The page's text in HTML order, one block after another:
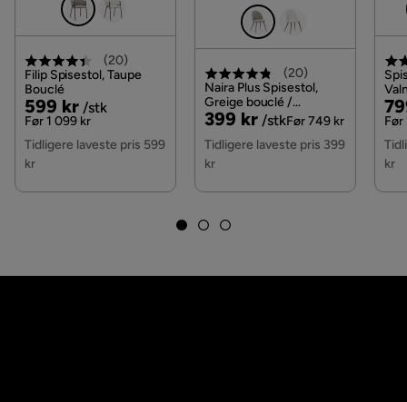
(20)
Filip Spisestol, Taupe
Bouclé
Pris
599 kr /stk
Original
Pris
Før 1 099 kr
Tidligere laveste pris 599
kr
(20)
Naira Plus Spisestol,
Greige bouclé /
Metallben valnøtt
Pris
399 kr /stk
Original
Pris
Før 749 kr
Tidligere laveste pris 399
kr
Før
kr